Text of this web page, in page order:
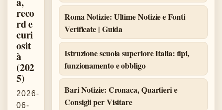
reco
rd e
curi
osit
à
(202
5)
2026-
06-
Roma Notizie: Ultime Notizie e Fonti
Verificate | Guida
Istruzione scuola superiore Italia: tipi,
funzionamento e obbligo
Bari Notizie: Cronaca, Quartieri e
Consigli per Visitare